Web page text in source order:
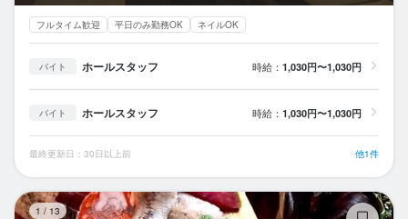
フルタイム歓迎 平日のみ勤務OK ネイルOK
バイト ホールスタッフ 時給： 1,030円〜1,030円
バイト ホールスタッフ 時給： 1,030円〜1,030円
最終更新日：30日以上前 他1件
1 / 13